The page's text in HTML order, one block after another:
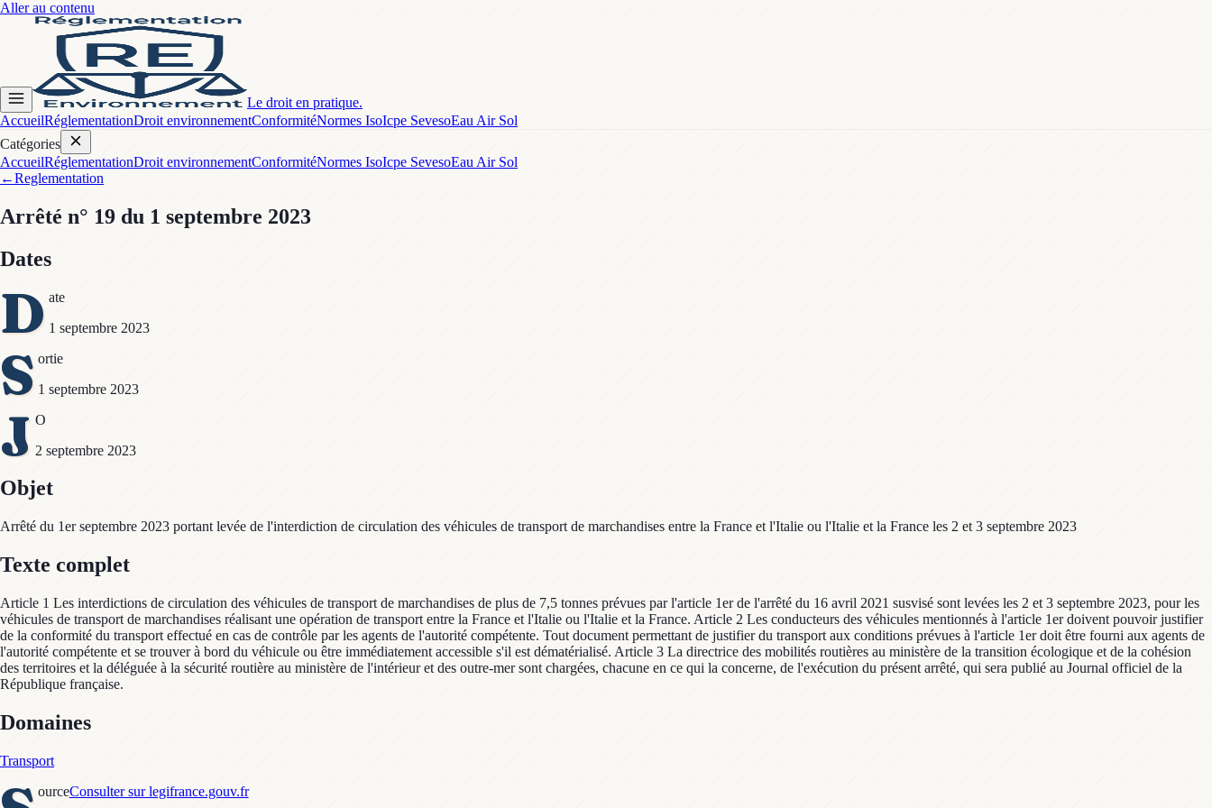
Aller au contenu
Le droit en pratique.
AccueilRéglementationDroit environnementConformitéNormes IsoIcpe SevesoEau Air Sol
Catégories
AccueilRéglementationDroit environnementConformitéNormes IsoIcpe SevesoEau Air Sol
←Reglementation
Arrêté n° 19 du 1 septembre 2023
Dates
D ate
1 septembre 2023
S ortie
1 septembre 2023
J O
2 septembre 2023
Objet
Arrêté du 1er septembre 2023 portant levée de l'interdiction de circulation des véhicules de transport de marchandises entre la France et l'Italie ou l'Italie et la France les 2 et 3 septembre 2023
Texte complet
Article 1 Les interdictions de circulation des véhicules de transport de marchandises de plus de 7,5 tonnes prévues par l'article 1er de l'arrêté du 16 avril 2021 susvisé sont levées les 2 et 3 septembre 2023, pour les
véhicules de transport de marchandises réalisant une opération de transport entre la France et l'Italie ou l'Italie et la France. Article 2 Les conducteurs des véhicules mentionnés à l'article 1er doivent pouvoir justifier
de la conformité du transport effectué en cas de contrôle par les agents de l'autorité compétente. Tout document permettant de justifier du transport aux conditions prévues à l'article 1er doit être fourni aux agents de
l'autorité compétente et se trouver à bord du véhicule ou être immédiatement accessible s'il est dématérialisé. Article 3 La directrice des mobilités routières au ministère de la transition écologique et de la cohésion
des territoires et la déléguée à la sécurité routière au ministère de l'intérieur et des outre-mer sont chargées, chacune en ce qui la concerne, de l'exécution du présent arrêté, qui sera publié au Journal officiel de la
République française.
Domaines
Transport
ourceConsulter sur legifrance.gouv.fr